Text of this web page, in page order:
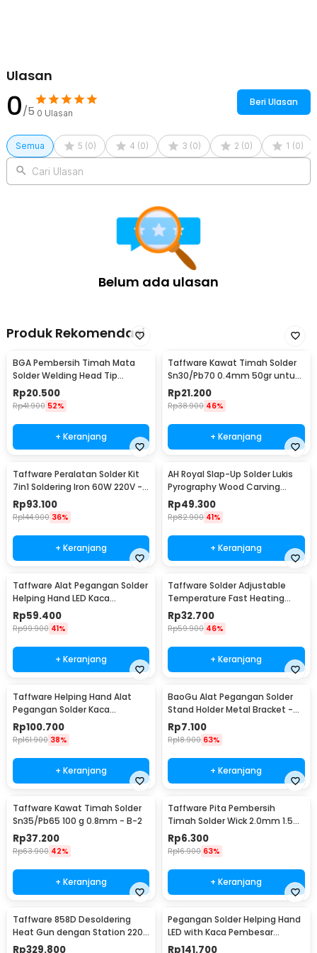
Ulasan
0/5 0 Ulasan
Beri Ulasan
Semua 5 (0) 4 (0) 3 (0) 2 (0) 1 (0)
Cari Ulasan
Belum ada ulasan
Produk Rekomendasi
BGA Pembersih Timah Mata
Solder Welding Head Tip
Cleaning
Rp20.500
Rp41.900 52%
+ Keranjang
Taffware Kawat Timah Solder
Sn30/Pb70 0.4mm 50gr untuk
PCB Elektronik 0.4mm
Rp21.200
Rp38.900 46%
+ Keranjang
Taffware Peralatan Solder Kit
7in1 Soldering Iron 60W 220V -
CS-31 E
Rp93.100
Rp144.900 36%
+ Keranjang
AH Royal Slap-Up Solder Lukis
Pyrography Wood Carving
Soldering Iron - PAC904
Rp49.300
Rp82.900 41%
+ Keranjang
Taffware Alat Pegangan Solder
Helping Hand LED Kaca
Pembesar 3.5X - TE-801
Rp59.400
Rp99.900 41%
+ Keranjang
Taffware Solder Adjustable
Temperature Fast Heating
60W with 5 Tips - CS-31 A
Rp32.700
Rp59.900 46%
+ Keranjang
Taffware Helping Hand Alat
Pegangan Solder Kaca
Pembesar LED - MG16129-C
Rp100.700
Rp161.900 38%
+ Keranjang
BaoGu Alat Pegangan Solder
Stand Holder Metal Bracket -
DBL-X10
Rp7.100
Rp18.900 63%
+ Keranjang
Taffware Kawat Timah Solder
Sn35/Pb65 100 g 0.8mm - B-2
Rp37.200
Rp63.900 42%
+ Keranjang
Taffware Pita Pembersih
Timah Solder Wick 2.0mm 1.5M
- CP-2015
Rp6.300
Rp16.900 63%
+ Keranjang
Taffware 858D Desoldering
Heat Gun dengan Station 220V
750W
Rp329.800
Pegangan Solder Helping Hand
LED with Kaca Pembesar
Magnifier 3X/4.5X - TH-7023
Rp141.700